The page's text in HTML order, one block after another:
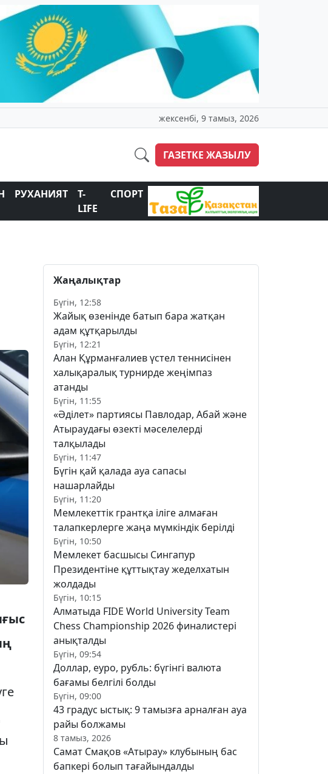
жексенбі, 9 тамыз, 2026
ГАЗЕТКЕ ЖАЗЫЛУ
РУХАНИЯТ
T-
LIFE
СПОРТ
Жаңалықтар
Бүгін, 12:58
Жайық өзенінде батып бара жатқан
адам құтқарылды
Бүгін, 12:21
Алан Құрманғалиев үстел теннисінен
халықаралық турнирде жеңімпаз
атанды
Бүгін, 11:55
«Әділет» партиясы Павлодар, Абай және
Атыраудағы өзекті мәселелерді
талқылады
Бүгін, 11:47
Бүгін қай қалада ауа сапасы
нашарлайды
Бүгін, 11:20
Мемлекеттік грантқа іліге алмаған
талапкерлерге жаңа мүмкіндік берілді
Бүгін, 10:50
Мемлекет басшысы Сингапур
Президентіне құттықтау жеделхатын
жолдады
Бүгін, 10:15
Алматыда FIDE World University Team
Chess Championship 2026 финалистері
анықталды
Бүгін, 09:54
Доллар, еуро, рубль: бүгінгі валюта
бағамы белгілі болды
Бүгін, 09:00
43 градус ыстық: 9 тамызға арналған ауа
райы болжамы
8 тамыз, 2026
Самат Смақов «Атырау» клубының бас
бапкері болып тағайындалды